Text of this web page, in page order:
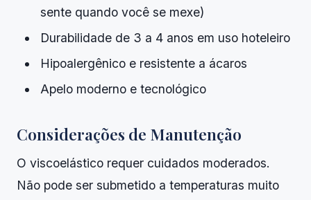
sente quando você se mexe)
Durabilidade de 3 a 4 anos em uso hoteleiro
Hipoalergênico e resistente a ácaros
Apelo moderno e tecnológico
Considerações de Manutenção
O viscoelástico requer cuidados moderados.
Não pode ser submetido a temperaturas muito